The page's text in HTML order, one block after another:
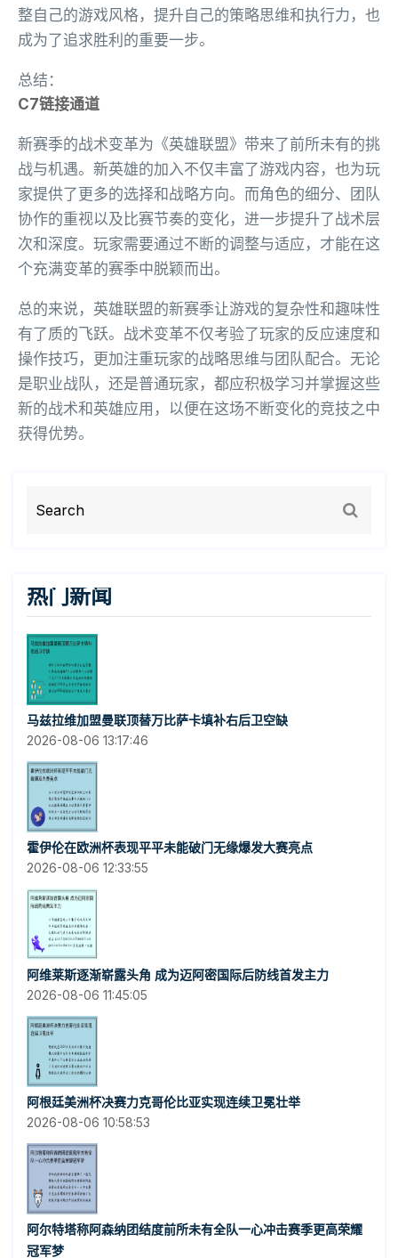
整自己的游戏风格，提升自己的策略思维和执行力，也
成为了追求胜利的重要一步。
总结：
C7链接通道
新赛季的战术变革为《英雄联盟》带来了前所未有的挑
战与机遇。新英雄的加入不仅丰富了游戏内容，也为玩
家提供了更多的选择和战略方向。而角色的细分、团队
协作的重视以及比赛节奏的变化，进一步提升了战术层
次和深度。玩家需要通过不断的调整与适应，才能在这
个充满变革的赛季中脱颖而出。
总的来说，英雄联盟的新赛季让游戏的复杂性和趣味性
有了质的飞跃。战术变革不仅考验了玩家的反应速度和
操作技巧，更加注重玩家的战略思维与团队配合。无论
是职业战队，还是普通玩家，都应积极学习并掌握这些
新的战术和英雄应用，以便在这场不断变化的竞技之中
获得优势。
热门新闻
马兹拉维加盟曼联顶替万比萨卡填补右后卫空缺
2026-08-06 13:17:46
霍伊伦在欧洲杯表现平平未能破门无缘爆发大赛亮点
2026-08-06 12:33:55
阿维莱斯逐渐崭露头角 成为迈阿密国际后防线首发主力
2026-08-06 11:45:05
阿根廷美洲杯决赛力克哥伦比亚实现连续卫冕壮举
2026-08-06 10:58:53
阿尔特塔称阿森纳团结度前所未有全队一心冲击赛季更高荣耀
冠军梦